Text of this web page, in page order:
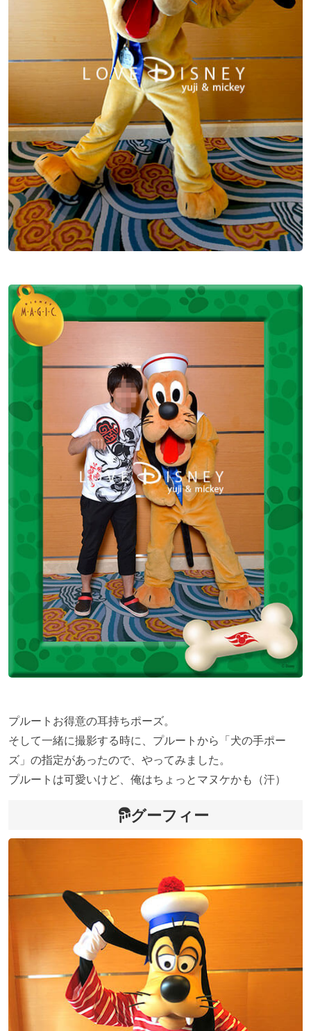
プルートお得意の耳持ちポーズ。
そして一緒に撮影する時に、プルートから「犬の手ポー
ズ」の指定があったので、やってみました。
プルートは可愛いけど、俺はちょっとマヌケかも（汗）
グーフィー